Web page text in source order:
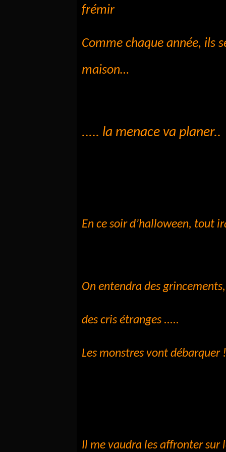
frémir
Comme chaque année, ils
maison…
..... la menace va planer..
En ce soir d’halloween, tout
On entendra des
des cris étranges .....
Les monstres vont débarquer
Il me vaudra les affronter sur